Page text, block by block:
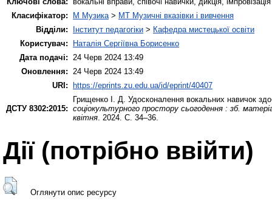
Класифікатор:
M Музика > MT Музичні вказівки і вивчення
Відділи:
Інститут педагогіки > Кафедра мистецької освіти
Користувач:
Наталія Сергіївна Борисенко
Дата подачі:
24 Черв 2024 13:49
Оновлення:
24 Черв 2024 13:49
URI: https://eprints.zu.edu.ua/id/eprint/40407
ДСТУ 8302:2015:
Грищенко І. Д. Удосконалення вокальних навичок
соціокультурного простору сьогодення : зб.
квітня . 2024. С. 34–36.
Дії ​​(потрібно ввійти)
Оглянути опис ресурсу